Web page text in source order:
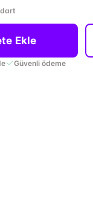
Ekle
Güvenli ödeme